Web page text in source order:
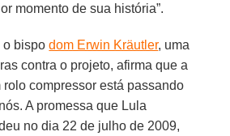
momento de sua história”.
o bispodom Erwin Kräutler, uma
contra o projeto, afirma que a
rolo compressor está passando
A promessa que Lula
no dia 22 de julho de 2009,